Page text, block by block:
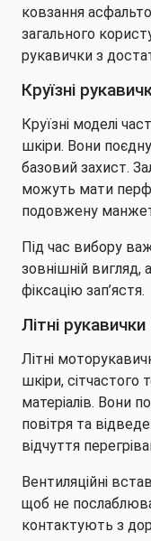
ковзання
загального
рукавички з
Круїзні
Круїзні моделі
шкіри. Вони
базовий захист.
можуть мати
подовжену
Під час вибору
зовнішній вигляд,
фіксацію зап’ястя.
Літні рукавички
Літні
шкіри,
матеріалів. Вони
повітря та
відчуття
Вентиляційні
щоб не
контактують з